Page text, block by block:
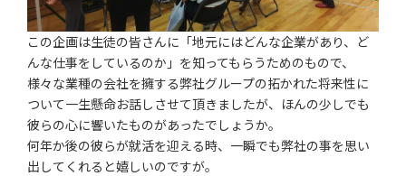
この企画は生徒の皆さんに「地元にはどんな企業があり、ど
んな仕事をしているのか」を知ってもらうためのもので、
様々な業種の会社を擁する弊社グループの拓かれた将来性に
ついて一生懸命お話しさせて頂きましたが、ほんの少しでも
彼らの心に響いたものがあったでしょうか。
何年か後の彼らが就活を迎える時、一瞬でも弊社の事を思い
出してくれると嬉しいのですが。